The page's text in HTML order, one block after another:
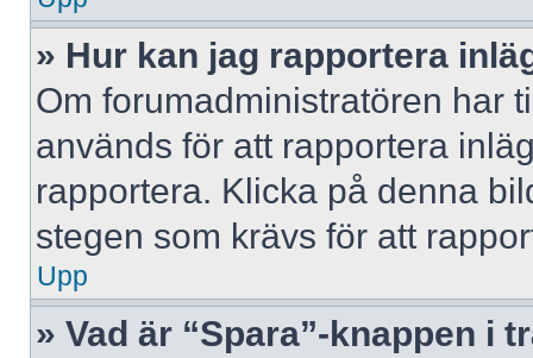
» Hur kan jag rapportera
Om forumadministratören har
används för att rapportera
rapportera. Klicka på denna
stegen som krävs för att
Upp
» Vad är “Spara”-knappen i